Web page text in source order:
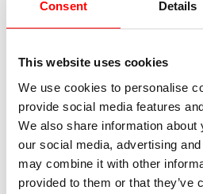
Consent Details
This website uses cookies
We use cookies to personalise
provide social media features
We also share information
our social media, advertising
may combine it with other
provided to them or that they’ve
Specifieke modellen
gestolen busjes terug?
Lees verder
01 juli 2026